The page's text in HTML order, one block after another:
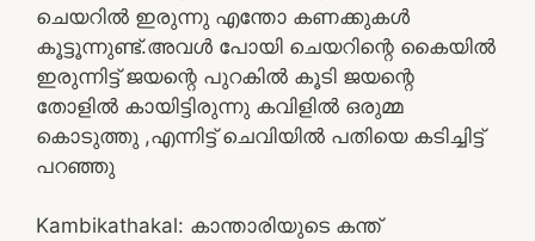
ചെയറിൽ ഇരുന്നു എന്തോ കണക്കുകൾ
കൂട്ടൂന്നുണ്ട്.അവൾ പോയി ചെയറിന്റെ കൈയിൽ
ഇരുന്നിട്ട് ജയന്റെ പുറകിൽ കൂടി ജയന്റെ
തോളിൽ കായിട്ടിരുന്നു കവിളിൽ ഒരുമ്മ
കൊടുത്തു ,എന്നിട്ട് ചെവിയിൽ പതിയെ കടിച്ചിട്ട്
പറഞ്ഞു
Kambikathakal: കാന്താരിയുടെ കന്ത്